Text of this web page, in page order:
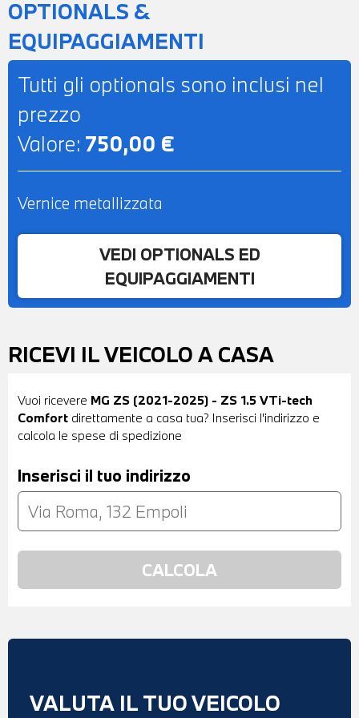
OPTIONALS &
EQUIPAGGIAMENTI
Tutti gli optionals sono inclusi nel
prezzo
Valore: 750,00 €
Vernice metallizzata
VEDI OPTIONALS ED
EQUIPAGGIAMENTI
RICEVI IL VEICOLO A CASA
Vuoi ricevere MG ZS (2021-2025) - ZS 1.5 VTi-tech
Comfort direttamente a casa tua? Inserisci l'indirizzo e
calcola le spese di spedizione
Inserisci il tuo indirizzo
VALUTA IL TUO VEICOLO